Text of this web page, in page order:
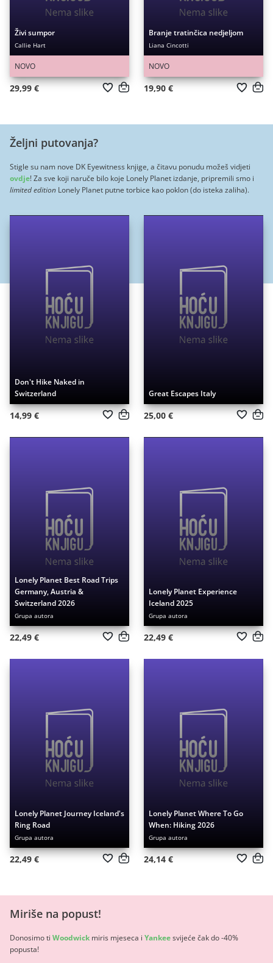
Živi sumpor
Callie Hart
NOVO
29,99 €
Branje tratinčica nedjeljom
Liana Cincotti
NOVO
19,90 €
Željni putovanja?
Stigle su nam nove DK Eyewitness knjige, a čitavu ponudu možeš vidjeti
ovdje! Za sve koji naruče bilo koje Lonely Planet izdanje, pripremili smo i
limited edition Lonely Planet putne torbice kao poklon (do isteka zaliha).
Don't Hike Naked in
Switzerland
14,99 €
Great Escapes Italy
25,00 €
Lonely Planet Best Road Trips
Germany, Austria &
Switzerland 2026
Grupa autora
22,49 €
Lonely Planet Experience
Iceland 2025
Grupa autora
22,49 €
Lonely Planet Journey Iceland's
Ring Road
Grupa autora
22,49 €
Lonely Planet Where To Go
When: Hiking 2026
Grupa autora
24,14 €
Miriše na popust!
Donosimo ti Woodwick miris mjeseca i Yankeesvijeće čak do -40%
popusta!